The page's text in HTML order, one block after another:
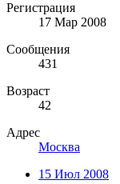
Регистрация
17 Мар 2008
Сообщения
431
Возраст
42
Адрес
Москва
15 Июл 2008